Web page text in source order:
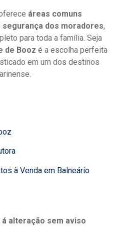
áreas comuns
segurança dos moradores,
para toda a família. Seja
de Booz é a escolha perfeita
em um dos destinos
à Venda em Balneário
alteração sem aviso